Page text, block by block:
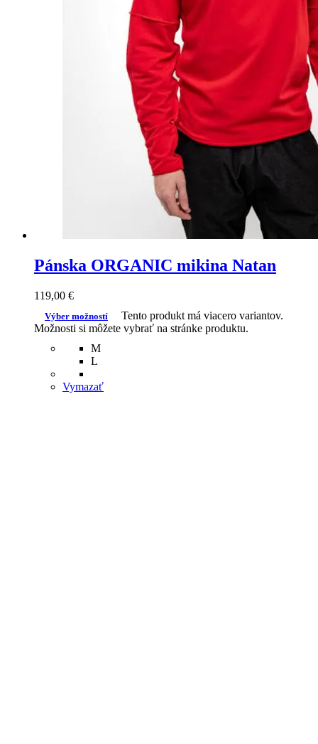
Pánska ORGANIC mikina Natan
119,00 €
Výber možností
Tento produkt má viacero variantov.
Možnosti si môžete vybrať na stránke produktu.
M
L
Vymazať